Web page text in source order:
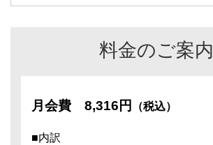
料金のご案内
月会費 8,316円 （税込）
■内訳